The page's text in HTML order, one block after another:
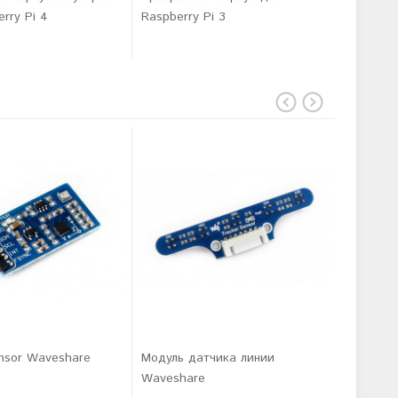
Pi 4
Raspberry Pi 3
Waveshare
Модуль датчика линии
Waveshare